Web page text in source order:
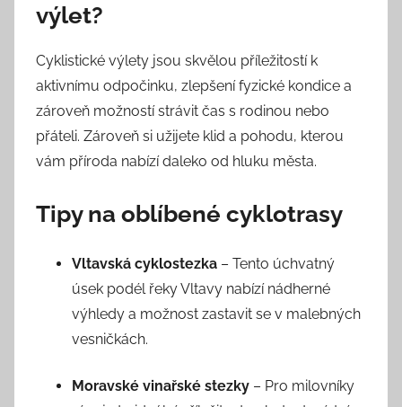
výlet?
Cyklistické výlety jsou skvělou příležitostí k
aktivnímu odpočinku, zlepšení fyzické kondice a
zároveň možností strávit čas s rodinou nebo
přáteli. Zároveň si užijete klid a pohodu, kterou
vám příroda nabízí daleko od hluku města.
Tipy na oblíbené cyklotrasy
Vltavská cyklostezka – Tento úchvatný
úsek podél řeky Vltavy nabízí nádherné
výhledy a možnost zastavit se v malebných
vesničkách.
Moravské vinařské stezky – Pro milovníky